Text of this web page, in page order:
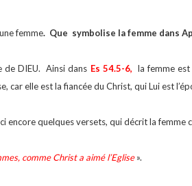
femme. Que symbolise la femme dans
de DIEU. Ainsi dans Es 54.5-6, la femme
car elle est la fiancée du Christ, qui Lui est
encore quelques versets, qui décrit la femme
comme Christ a aimé l’Eglise ».